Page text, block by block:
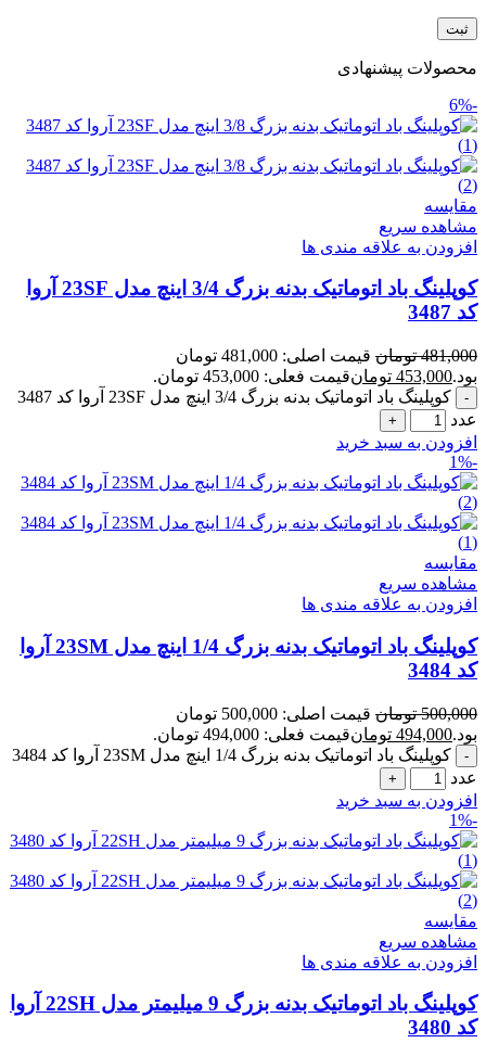
محصولات پیشنهادی
-6%
مقایسه
مشاهده سریع
افزودن به علاقه مندی ها
کوپلینگ باد اتوماتیک بدنه بزرگ 3/4 اینچ مدل 23SF آروا
کد 3487
481,000 تومان
قیمت اصلی: 481,000 تومان
بود.453,000 تومانقیمت فعلی: 453,000 تومان.
کوپلینگ باد اتوماتیک بدنه بزرگ 3/4 اینچ مدل 23SF آروا کد 3487
عدد
افزودن به سبد خرید
-1%
مقایسه
مشاهده سریع
افزودن به علاقه مندی ها
کوپلینگ باد اتوماتیک بدنه بزرگ 1/4 اینچ مدل 23SM آروا
کد 3484
500,000 تومان
قیمت اصلی: 500,000 تومان
بود.494,000 تومانقیمت فعلی: 494,000 تومان.
کوپلینگ باد اتوماتیک بدنه بزرگ 1/4 اینچ مدل 23SM آروا کد 3484
عدد
افزودن به سبد خرید
-1%
مقایسه
مشاهده سریع
افزودن به علاقه مندی ها
کوپلینگ باد اتوماتیک بدنه بزرگ 9 میلیمتر مدل 22SH آروا
کد 3480